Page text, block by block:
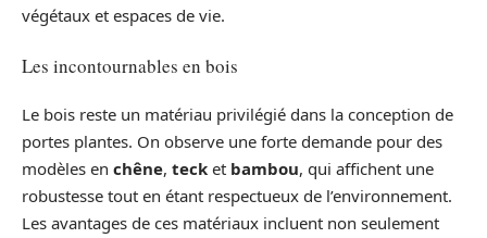
végétaux et espaces de vie.
Les incontournables en bois
Le bois reste un matériau privilégié dans la conception de
portes plantes. On observe une forte demande pour des
modèles en chêne, teck et bambou, qui affichent une
robustesse tout en étant respectueux de l’environnement.
Les avantages de ces matériaux incluent non seulement